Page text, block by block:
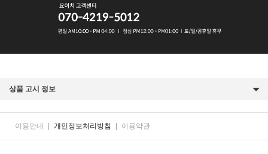
상품 고시 정보
이용안내 | 개인정보처리방침 | 이용약관